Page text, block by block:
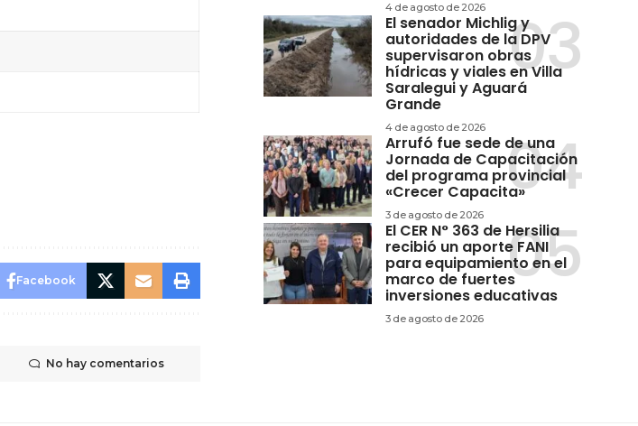
Facebook
No hay comentarios
4 de agosto de 2026
El senador Michlig y
autoridades de la DPV
supervisaron obras
hídricas y viales en Villa
Saralegui y Aguará
Grande
4 de agosto de 2026
Arrufó fue sede de una
Jornada de Capacitación
del programa provincial
«Crecer Capacita»
3 de agosto de 2026
El CER N° 363 de Hersilia
recibió un aporte FANI
para equipamiento en el
marco de fuertes
inversiones educativas
3 de agosto de 2026